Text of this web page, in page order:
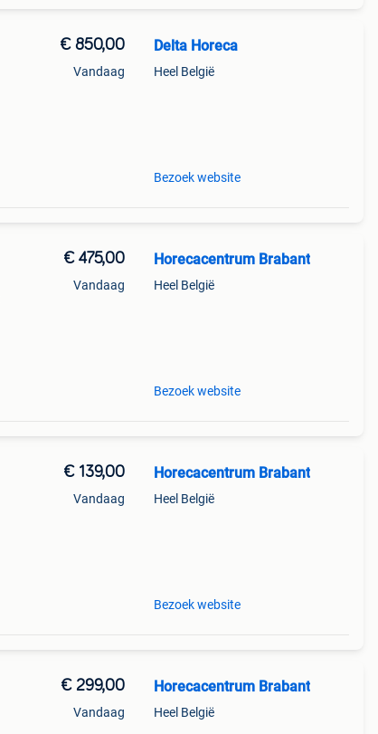
€ 850,00
Vandaag
Delta Horeca
Heel België
Bezoek website
€ 475,00
Vandaag
Horecacentrum Brabant
Heel België
Bezoek website
€ 139,00
Vandaag
Horecacentrum Brabant
Heel België
Bezoek website
€ 299,00
Vandaag
Horecacentrum Brabant
Heel België